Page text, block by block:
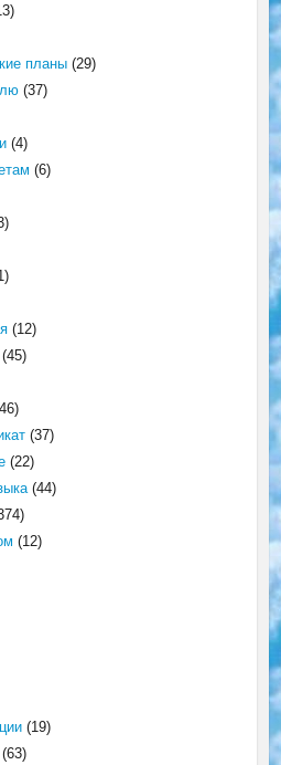
планы(29)
(37)
(4)
(6)
(12)
(37)
(22)
(44)
(12)
(19)